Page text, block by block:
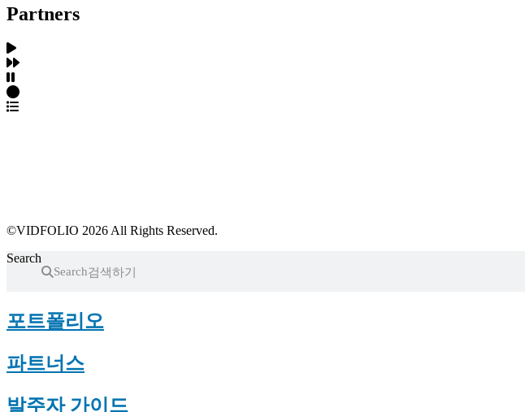
Partners
©VIDFOLIO 2026 All Rights Reserved.
Search
Search
포트폴리오
파트너스
발주자 가이드